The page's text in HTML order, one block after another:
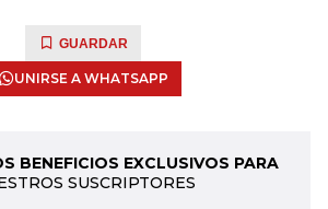
GUARDAR
UNIRSE A WHATSAPP
BENEFICIOS EXCLUSIVOS PARA
SUSCRIPTORES